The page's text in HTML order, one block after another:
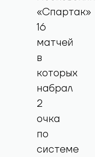
«Спартак»
16
матчей
в
которых
набрал
2
очка
по
системе